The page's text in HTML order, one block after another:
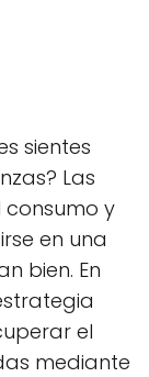
sientes
Las
y
en una
bien. En
el
mediante